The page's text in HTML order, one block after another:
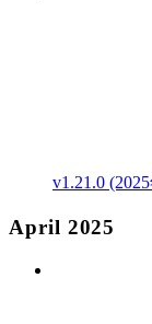
v1.21.0
April 2025